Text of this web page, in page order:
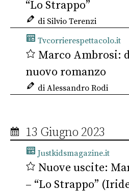
“Lo Strappo”
di Silvio Terenzi
Tvcorrierespettacolo.it
Marco Ambrosi:
nuovo romanzo
di Alessandro Rodi
13 Giugno 2023
Justkidsmagazine.it
Nuove uscite:
– “Lo Strappo”